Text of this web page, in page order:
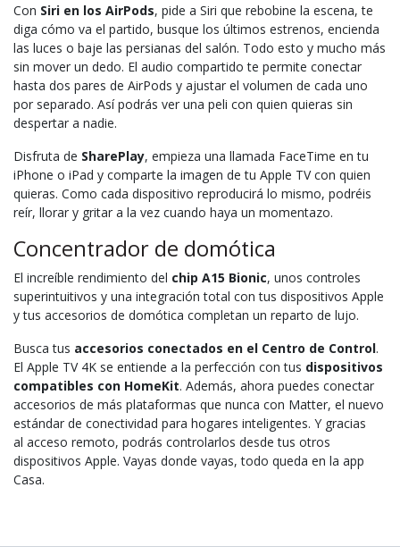
Con Siri en los AirPods, pide a Siri que rebobine la escena, te
diga cómo va el partido, busque los últimos estrenos, encienda
las luces o baje las persianas del salón. Todo esto y mucho más
sin mover un dedo. El audio compartido te permite conectar
hasta dos pares de AirPods y ajustar el volumen de cada uno
por separado. Así podrás ver una peli con quien quieras sin
despertar a nadie.
Disfruta de SharePlay, empieza una llamada FaceTime en tu
iPhone o iPad y comparte la imagen de tu Apple TV con quien
quieras. Como cada dispositivo reproducirá lo mismo, podréis
reír, llorar y gritar a la vez cuando haya un momentazo.
Concentrador de domótica
El increíble rendimiento del chip A15 Bionic, unos controles
superintuitivos y una integración total con tus dispositivos Apple
y tus accesorios de domótica completan un reparto de lujo.
Busca tus accesorios conectados en el Centro de Control.
El Apple TV 4K se entiende a la perfección con tus dispositivos
compatibles con HomeKit. Además, ahora puedes conectar
accesorios de más plataformas que nunca con Matter, el nuevo
estándar de conectividad para hogares inteligentes. Y gracias
al acceso remoto, podrás controlarlos desde tus otros
dispositivos Apple. Vayas donde vayas, todo queda en la app
Casa.